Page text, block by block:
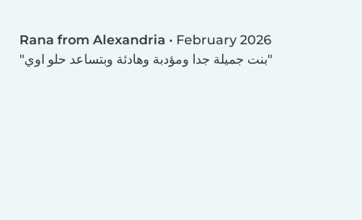
Rana from Alexandria • February 2026
بنت جميلة جدا ومؤدبة وهادئة وبتساعد حلو اوي